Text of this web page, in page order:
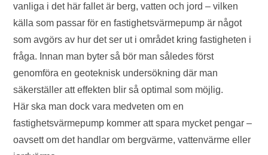
vanliga i det här fallet är berg, vatten och jord – vilken
källa som passar för en fastighetsvärmepump är något
som avgörs av hur det ser ut i området kring fastigheten i
fråga. Innan man byter så bör man således först
genomföra en geoteknisk undersökning där man
säkerställer att effekten blir så optimal som möjlig.
Här ska man dock vara medveten om en
fastighetsvärmepump kommer att spara mycket pengar –
oavsett om det handlar om bergvärme, vattenvärme eller